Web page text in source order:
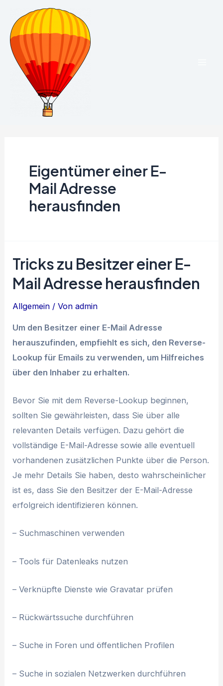
Inhalt
springen
Eigentümer einer E-
Mail Adresse
herausfinden
Tricks zu Besitzer einer E-
Mail Adresse herausfinden
Allgemein / Vonadmin
Um den Besitzer einer E-Mail Adresse
herauszufinden, empfiehlt es sich, den Reverse-
Lookup für Emails zu verwenden, um Hilfreiches
über den Inhaber zu erhalten.
Bevor Sie mit dem Reverse-Lookup beginnen,
sollten Sie gewährleisten, dass Sie über alle
relevanten Details verfügen. Dazu gehört die
vollständige E-Mail-Adresse sowie alle eventuell
vorhandenen zusätzlichen Punkte über die Person.
Je mehr Details Sie haben, desto wahrscheinlicher
ist es, dass Sie den Besitzer der E-Mail-Adresse
erfolgreich identifizieren können.
– Suchmaschinen verwenden
– Tools für Datenleaks nutzen
– Verknüpfte Dienste wie Gravatar prüfen
– Rückwärtssuche durchführen
– Suche in Foren und öffentlichen Profilen
– Suche in sozialen Netzwerken durchführen